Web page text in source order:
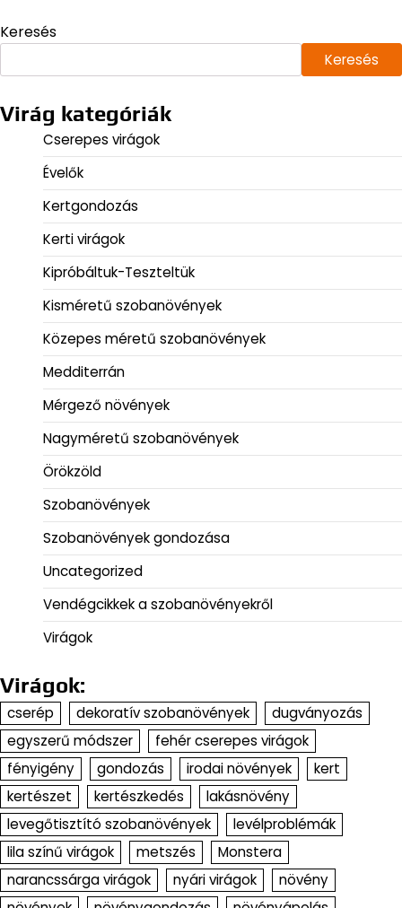
Keresés
Keresés
Virág kategóriák
Cserepes virágok
Évelők
Kertgondozás
Kerti virágok
Kipróbáltuk-Teszteltük
Kisméretű szobanövények
Közepes méretű szobanövények
Medditerrán
Mérgező növények
Nagyméretű szobanövények
Örökzöld
Szobanövények
Szobanövények gondozása
Uncategorized
Vendégcikkek a szobanövényekről
Virágok
Virágok:
cserép dekoratív szobanövények
dugványozás
egyszerű módszer
fehér cserepes virágok
fényigény
gondozás irodai növények
kert
kertészet
kertészkedés
lakásnövény
levegőtisztító szobanövények
levélproblémák
lila színű virágok
metszés
Monstera
narancssárga virágok
nyári virágok
növény